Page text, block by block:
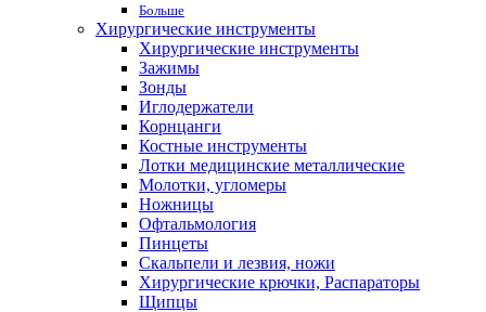
Больше
Хирургические инструменты
Хирургические инструменты
Зажимы
Зонды
Иглодержатели
Корнцанги
Костные инструменты
Лотки медицинские металлические
Молотки, угломеры
Ножницы
Офтальмология
Пинцеты
Скальпели и лезвия, ножи
Хирургические крючки, Распараторы
Щипцы